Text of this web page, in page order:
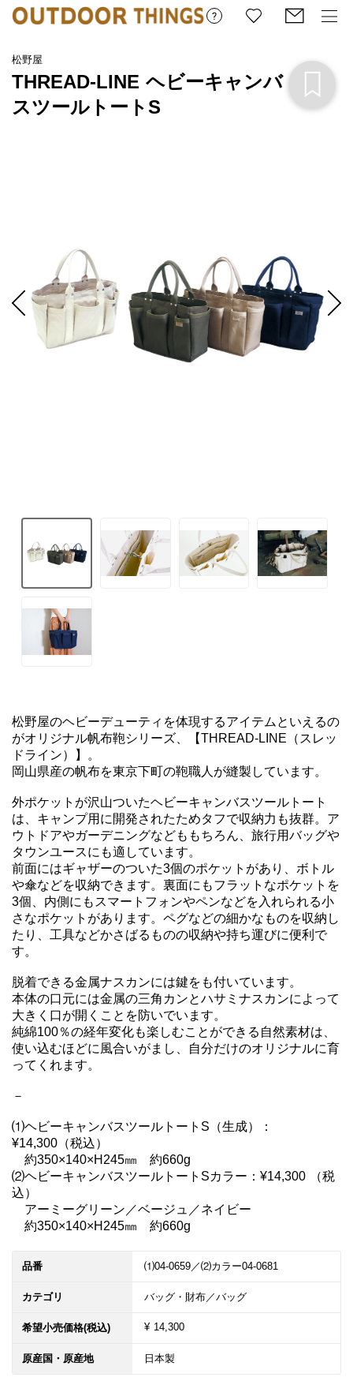
松野屋
THREAD-LINE ヘビーキャンバ
スツールトートS
松野屋のヘビーデューティを体現するアイテムといえるの
がオリジナル帆布鞄シリーズ、【THREAD-LINE（スレッ
ドライン）】。
岡山県産の帆布を東京下町の鞄職人が縫製しています。
外ポケットが沢山ついたヘビーキャンバスツールトート
は、キャンプ用に開発されたためタフで収納力も抜群。ア
ウトドアやガーデニングなどももちろん、旅行用バッグや
タウンユースにも適しています。
前面にはギャザーのついた3個のポケットがあり、ボトル
や傘などを収納できます。裏面にもフラットなポケットを
3個、内側にもスマートフォンやペンなどを入れられる小
さなポケットがあります。ペグなどの細かなものを収納し
たり、工具などかさばるものの収納や持ち運びに便利で
す。
脱着できる金属ナスカンには鍵をも付いています。
本体の口元には金属の三角カンとハサミナスカンによって
大きく口が開くことを防いでいます。
純綿100％の経年変化も楽しむことができる自然素材は、
使い込むほどに風合いがまし、自分だけのオリジナルに育
ってくれます。
－
⑴ヘビーキャンバスツールトートS（生成）：
¥14,300（税込）
約350×140×H245㎜　約660g
⑵ヘビーキャンバスツールトートSカラー：¥14,300 （税
込）
アーミーグリーン／ベージュ／ネイビー
約350×140×H245㎜　約660g
品番 ⑴04-0659／⑵カラー04-0681
カテゴリ バッグ・財布／バッグ
希望小売価格(税込) ¥ 14,300
原産国・原産地 日本製